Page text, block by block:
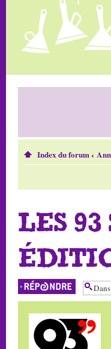
Index du forum‹
LES
Répondre